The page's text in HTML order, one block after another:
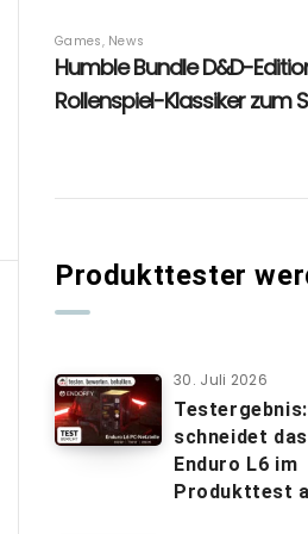
Produkttester
30. Juli 2026
schneidet das
Enduro L6 im
Produkttest